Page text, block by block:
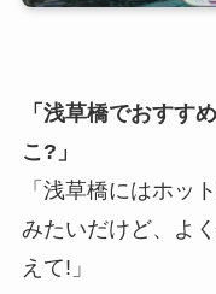
「浅草橋でおすす
こ?」
「浅草橋にはホッ
みたいだけど、よ
えて!」